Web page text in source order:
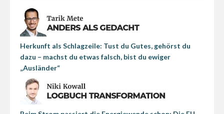
Herkunft als Schlagzeile: Tust du Gutes, gehörst du
dazu – machst du etwas falsch, bist du ewiger
„Ausländer“